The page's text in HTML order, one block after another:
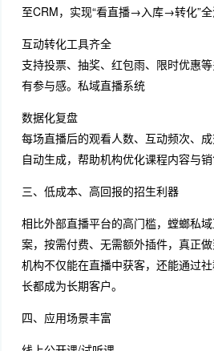
至CRM，实现“看直播→入库→转化”
互动转化工具齐全
支持投票、抽奖、红包雨、限时优惠
有参与感。私域直播系统
数据化复盘
每场直播后的观看人数、互动频次、
自动生成，帮助机构优化课程内容与
三、低成本、高回报的招生利器
相比外部直播平台的高门槛，螳螂私
案，按需付费、无需额外插件，真正做
机构不仅能在直播中获客，还能通过
长都成为长期客户。
四、应用场景丰富